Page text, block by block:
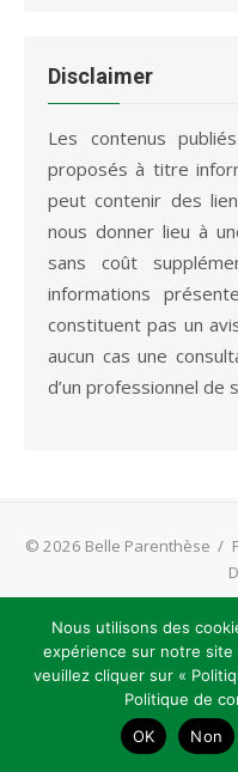
84,95 €.
Disclaimer
Les contenus
proposés à titre
peut contenir des
nous donner lieu à
sans coût
informations
constituent pas un
aucun cas une
d’un professionnel de
© 2026 Belle Parenthèse /
Mentions légales|
site |
Pour nous contacter :
Nous utilisons des
expérience sur notre
veuillez cliquer sur «
Politique de
OK
Non
Le prix
36,65€ Le